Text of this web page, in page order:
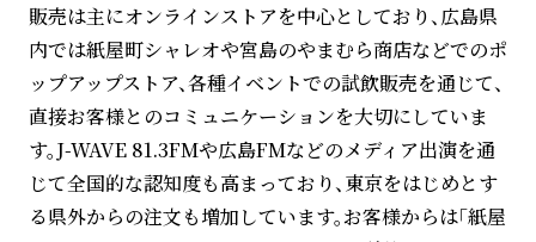
販売は主にオンラインストアを中心としており、広島県
内では紙屋町シャレオや宮島のやまむら商店などでのポ
ップアップストア、各種イベントでの試飲販売を通じて、
直接お客様とのコミュニケーションを大切にしていま
す。J-WAVE 81.3FMや広島FMなどのメディア出演を通
じて全国的な認知度も高まっており、東京をはじめとす
る県外からの注文も増加しています。お客様からは「紙屋